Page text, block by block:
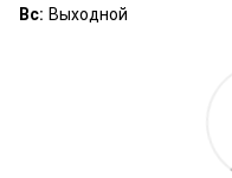
Вс: Выходной